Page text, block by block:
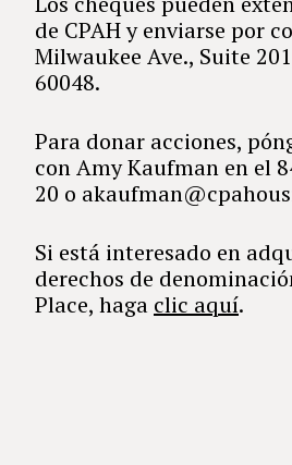
de CPAH y enviarse por
Milwaukee Ave., Suite
60048.
Para donar acciones,
con Amy Kaufman en el
20 o
Si está interesado en
derechos de
Place, haga clic aquí.